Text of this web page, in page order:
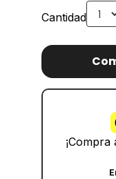
Cantidad